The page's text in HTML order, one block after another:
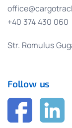
+40 374 430 060
Str. Romulus
Follow us